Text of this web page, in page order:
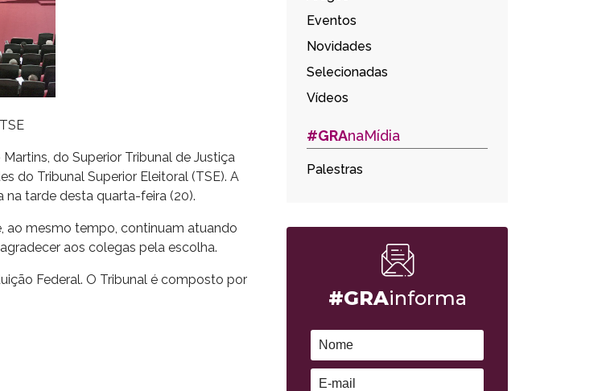
do Superior Tribunal de Justiça
do Tribunal Superior Eleitoral (TSE). A
na tarde desta quarta-feira (20).
ao mesmo tempo, continuam atuando
aos colegas pela escolha.
Federal. O Tribunal é composto por
Eventos
Novidades
Selecionadas
Vídeos
#GRAnaMídia
Palestras
#GRAinforma